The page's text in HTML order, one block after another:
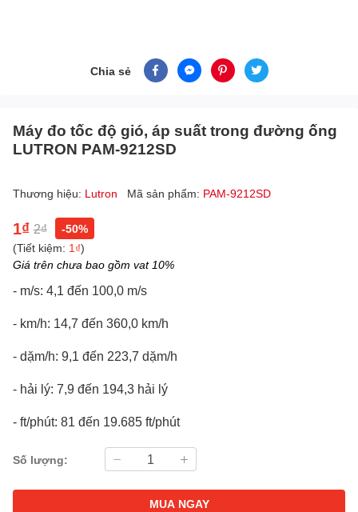
Chia sẻ
Máy đo tốc độ gió, áp suất trong đường ống
LUTRON PAM-9212SD
Thương hiệu: Lutron Mã sản phẩm: PAM-9212SD
1₫ 2₫
-50%
(Tiết kiệm: 1₫)
Giá trên chưa bao gồm vat 10%
- m/s: 4,1 đến 100,0 m/s
- km/h: 14,7 đến 360,0 km/h
- dặm/h: 9,1 đến 223,7 dặm/h
- hải lý: 7,9 đến 194,3 hải lý
- ft/phút: 81 đến 19.685 ft/phút
Số lượng:
MUA NGAY